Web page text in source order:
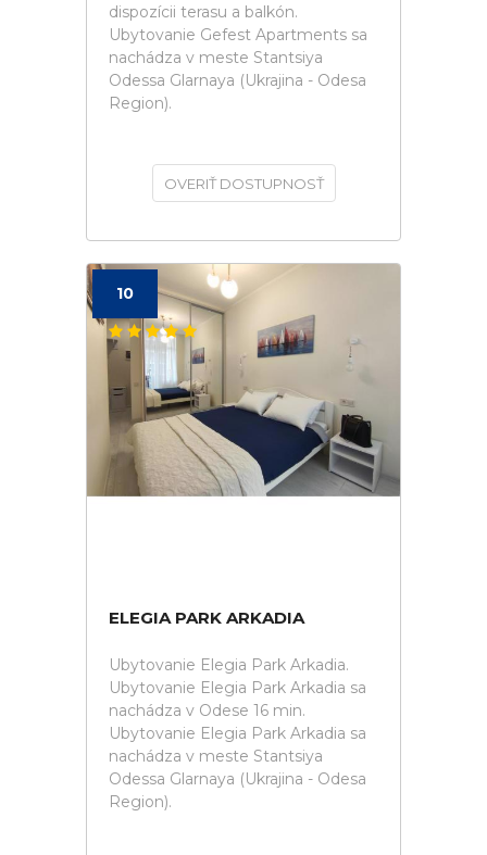
dispozícii terasu a balkón.
Ubytovanie Gefest Apartments sa
nachádza v meste Stantsiya
Odessa Glarnaya (Ukrajina - Odesa
Region).
OVERIŤ DOSTUPNOSŤ
10
ELEGIA PARK ARKADIA
Ubytovanie Elegia Park Arkadia.
Ubytovanie Elegia Park Arkadia sa
nachádza v Odese 16 min.
Ubytovanie Elegia Park Arkadia sa
nachádza v meste Stantsiya
Odessa Glarnaya (Ukrajina - Odesa
Region).